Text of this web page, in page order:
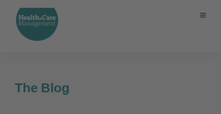
The Blog